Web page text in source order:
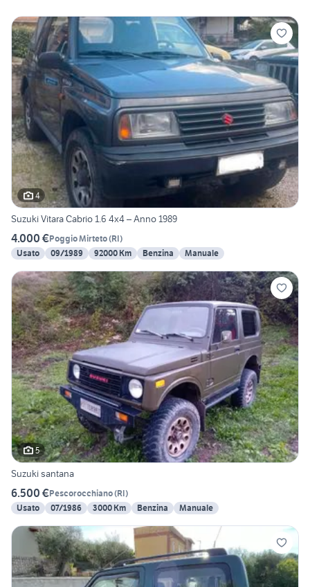
4
Suzuki Vitara Cabrio 1.6 4x4 – Anno 1989
4.000 €Poggio Mirteto(RI)
Usato
09/1989 92000 Km Benzina Manuale
5
Suzuki santana
6.500 €Pescorocchiano(RI)
Usato
07/1986 3000 Km Benzina Manuale